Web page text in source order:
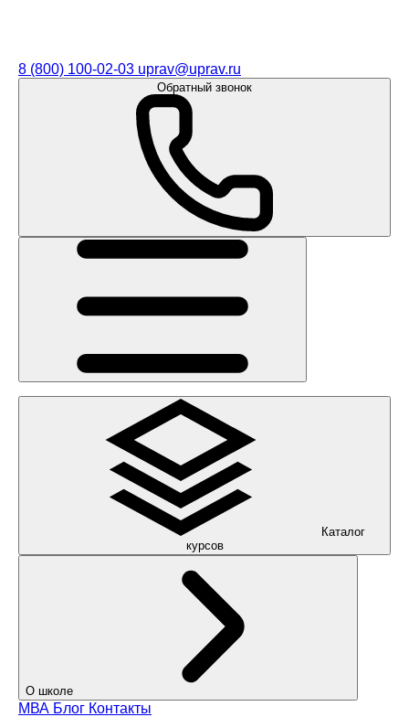
8 (800) 100-02-03 uprav@uprav.ru
Обратный звонок
Каталог
курсов
О школе
МВА Блог Контакты